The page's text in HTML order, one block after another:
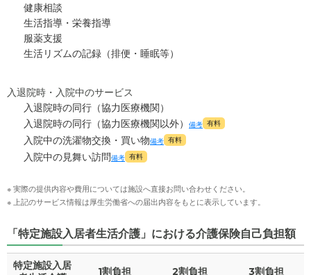
健康相談
生活指導・栄養指導
服薬支援
生活リズムの記録（排便・睡眠等）
入退院時・入院中のサービス
入退院時の同行（協力医療機関）
入退院時の同行（協力医療機関以外）
備考 有料
入院中の洗濯物交換・買い物備考 有料
入院中の見舞い訪問備考 有料
※ 実際の提供内容や費用については施設へ直接お問い合わせください。
※ 上記のサービス情報は厚生労働省への届出内容をもとに表示しています。
「特定施設入居者生活介護」における介護保険自己負担額
特定施設入居
1割負担 2割負担 3割負担